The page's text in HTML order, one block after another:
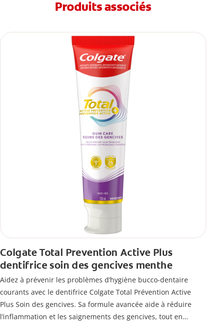
Produits associés
Colgate Total Prevention Active Plus
dentifrice soin des gencives menthe
Aidez à prévenir les problèmes d’hygiène bucco-dentaire
courants avec le dentifrice Colgate Total Prévention Active
Plus Soin des gencives. Sa formule avancée aide à réduire
l’inflammation et les saignements des gencives, tout en